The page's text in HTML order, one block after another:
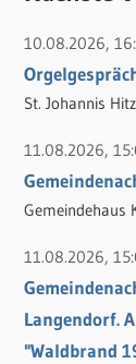
e
n
n
a
10.08.2026,
St. Johannis
11.08.2026,
Gemeindehaus
11.08.2026,
Langendorf.
"Waldbrand